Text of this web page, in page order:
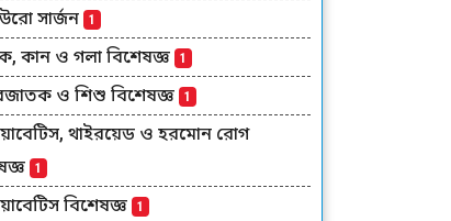
সার্জন 1
কান ও গলা বিশেষজ্ঞ 1
ও শিশু বিশেষজ্ঞ 1
থাইরয়েড ও হরমোন রোগ
1
বিশেষজ্ঞ 1